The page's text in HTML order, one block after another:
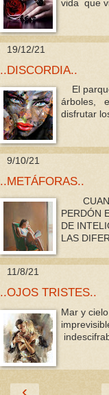
vida que
19/12/21
..DISCORDIA..
El
árboles,
disfrutar
9/10/21
..METÁFORAS..
PERDÓN
DE
LAS
11/8/21
..OJOS TRISTES..
Mar y
‹